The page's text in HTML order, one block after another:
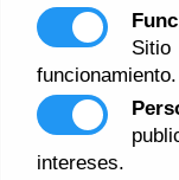
funcionamiento.
intereses.
DE